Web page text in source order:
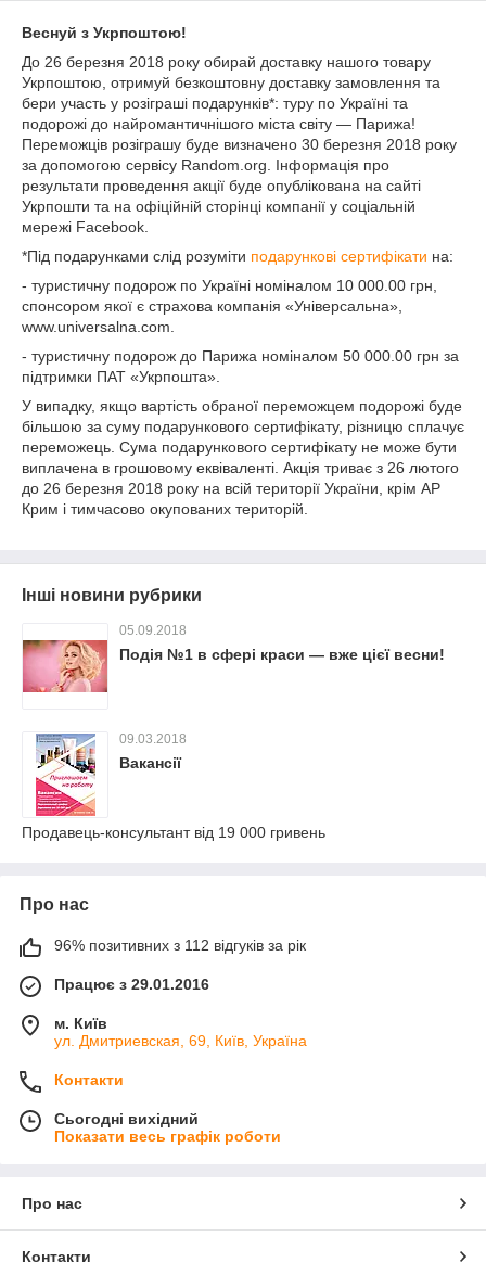
Веснуй з Укрпоштою!
До 26 березня 2018 року обирай доставку нашого товару
Укрпоштою, отримуй безкоштовну доставку замовлення та
бери участь у розіграші подарунків*: туру по Україні та
подорожі до найромантичнішого міста світу — Парижа!
Переможців розіграшу буде визначено 30 березня 2018 року
за допомогою сервісу Random.org. Інформація про
результати проведення акції буде опублікована на сайті
Укрпошти та на офіційній сторінці компанії у соціальній
мережі Facebook.
*Під подарунками слід розуміти подарункові сертифікати на:
- туристичну подорож по Україні номіналом 10 000.00 грн,
спонсором якої є страхова компанія «Універсальна»,
www.universalna.com.
- туристичну подорож до Парижа номіналом 50 000.00 грн за
підтримки ПАТ «Укрпошта».
У випадку, якщо вартість обраної переможцем подорожі буде
більшою за суму подарункового сертифікату, різницю сплачує
переможець. Сума подарункового сертифікату не може бути
виплачена в грошовому еквіваленті. Акція триває з 26 лютого
до 26 березня 2018 року на всій території України, крім АР
Крим і тимчасово окупованих територій.
Інші новини рубрики
05.09.2018
Подія №1 в сфері краси — вже цієї весни!
09.03.2018
Вакансії
Продавець-консультант від 19 000 гривень
Про нас
96% позитивних з 112 відгуків за рік
Працює з 29.01.2016
м. Київ
ул. Дмитриевская, 69, Київ, Україна
Контакти
Сьогодні вихідний
Показати весь графік роботи
Про нас
Контакти